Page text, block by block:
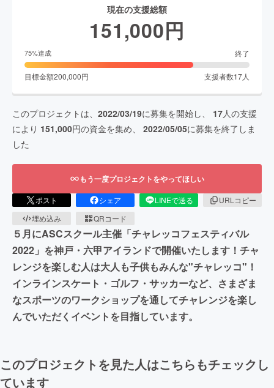
現在の支援総額
151,000円
75%達成 終了
目標金額200,000円 支援者数17人
このプロジェクトは、 2022/03/19に募集を開始し、 17人の支援
により 151,000円の資金を集め、 2022/05/05に募集を終了しま
した
もう一度プロジェクトをやってほしい
ポスト シェア LINEで送る
URLコピー
埋め込み
QRコード
５月にASCスクール主催「チャレッコフェスティバル
2022」を神戸・六甲アイランドで開催いたします！チャ
レンジを楽しむ人は大人も子供もみんな"チャレッコ"！
インラインスケート・ゴルフ・サッカーなど、さまざま
なスポーツのワークショップを通してチャレンジを楽し
んでいただくイベントを目指しています。
このプロジェクトを見た人はこちらもチェックし
ています